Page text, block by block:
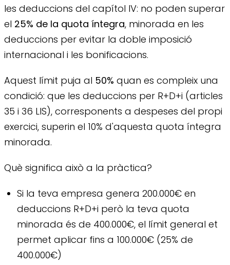
les deduccions del capítol IV: no poden superar
el 25% de la quota íntegra, minorada en les
deduccions per evitar la doble imposició
internacional i les bonificacions.
Aquest límit puja al 50% quan es compleix una
condició: que les deduccions per R+D+i (articles
35 i 36 LIS), corresponents a despeses del propi
exercici, superin el 10% d'aquesta quota íntegra
minorada.
Què significa això a la pràctica?
Si la teva empresa genera 200.000€ en
deduccions R+D+i però la teva quota
minorada és de 400.000€, el límit general et
permet aplicar fins a 100.000€ (25% de
400.000€)